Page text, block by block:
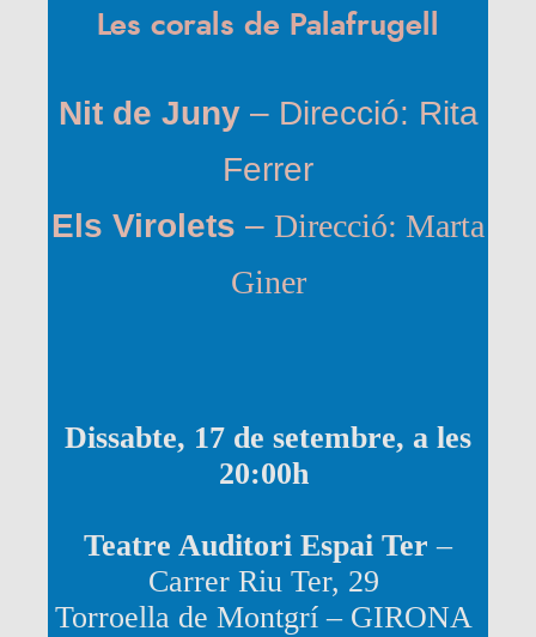
Les corals de Palafrugell
Nit de Juny – Direcció: Rita
Ferrer
Els Virolets – Direcció: Marta
Giner
Dissabte, 17 de setembre, a les
20:00h
Teatre Auditori Espai Ter –
Carrer Riu Ter, 29
Torroella de Montgrí – GIRONA